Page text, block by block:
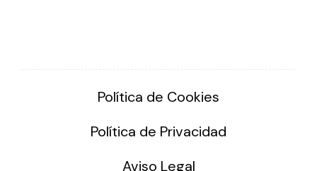
Política de Cookies
Política de Privacidad
Aviso Legal